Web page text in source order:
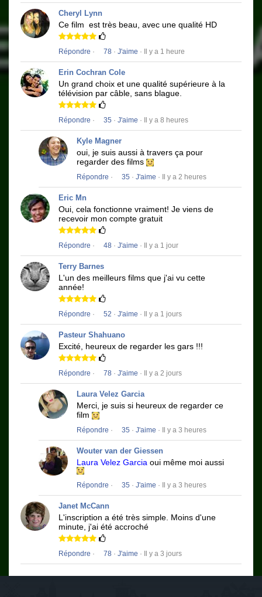
Cheryl Lynn
Ce film est très beau, avec une qualité HD
Répondre · 78 · J'aime · Il y a 1 heure
Erin Cochran Cole
Un grand choix et une qualité supérieure à la
télévision par câble, sans blague.
Répondre · 35 · J'aime · Il y a 8 heures
Kyle Magner
oui, je suis aussi à travers ça pour
regarder des films
Répondre · 35 · J'aime · Il y a 2 heures
Eric Mn
Oui, cela fonctionne vraiment! Je viens de
recevoir mon compte gratuit
Répondre · 48 · J'aime · Il y a 1 jour
Terry Barnes
L'un des meilleurs films que j'ai vu cette
année!
Répondre · 52 · J'aime · Il y a 1 jours
Pasteur Shahuano
Excité, heureux de regarder les gars !!!
Répondre · 78 · J'aime · Il y a 2 jours
Laura Velez Garcia
Merci, je suis si heureux de regarder ce
film
Répondre · 35 · J'aime · Il y a 3 heures
Wouter van der Giessen
Laura Velez Garcia oui même moi aussi
Répondre · 35 · J'aime · Il y a 3 heures
Janet McCann
L'inscription a été très simple. Moins d'une
minute, j'ai été accroché
Répondre · 78 · J'aime · Il y a 3 jours